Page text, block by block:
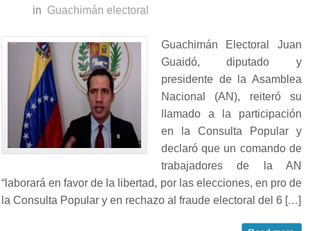
in Guachimán electoral
Guachimán Electoral Juan
Guaidó, diputado y
presidente de la Asamblea
Nacional (AN), reiteró su
llamado a la participación
en la Consulta Popular y
declaró que un comando de
trabajadores de la AN
“laborará en favor de la libertad, por las elecciones, en pro de
la Consulta Popular y en rechazo al fraude electoral del 6 […]